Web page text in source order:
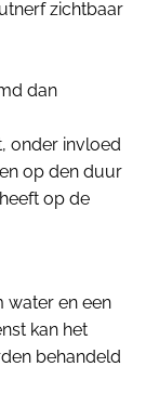
zichtbaar
dan
onder invloed
op den duur
op de
water en een
kan het
behandeld